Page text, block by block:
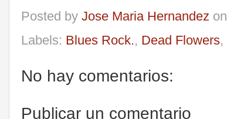
Posted by Jose Maria Hernandez on
Labels: Blues Rock., Dead Flowers,
No hay comentarios:
Publicar un comentario